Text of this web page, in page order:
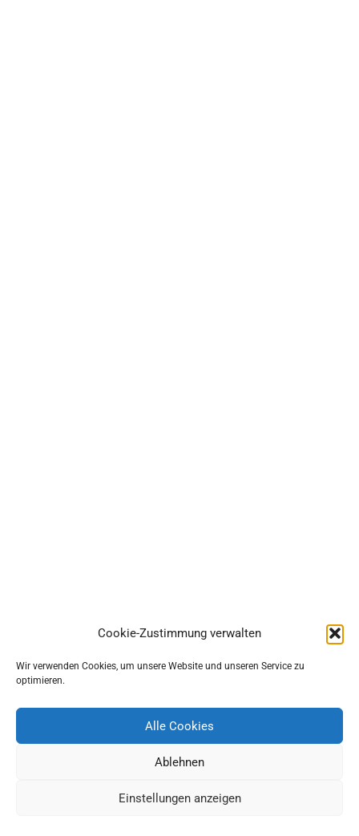
Cookie-Zustimmung verwalten
Wir verwenden Cookies, um unsere Website und unseren Service zu
optimieren.
Alle Cookies
Ablehnen
Einstellungen anzeigen